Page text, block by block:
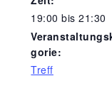
19:00 bis 21:30
gorie:
Treff